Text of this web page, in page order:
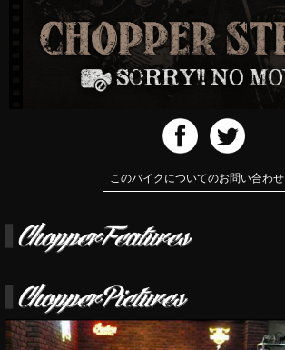
このバイクについてのお問い合わせ